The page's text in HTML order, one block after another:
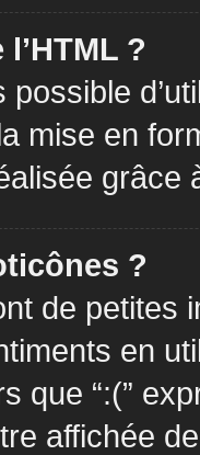
?
possible
mise en
grâce
?
de petites
en
que “:(”
affichée